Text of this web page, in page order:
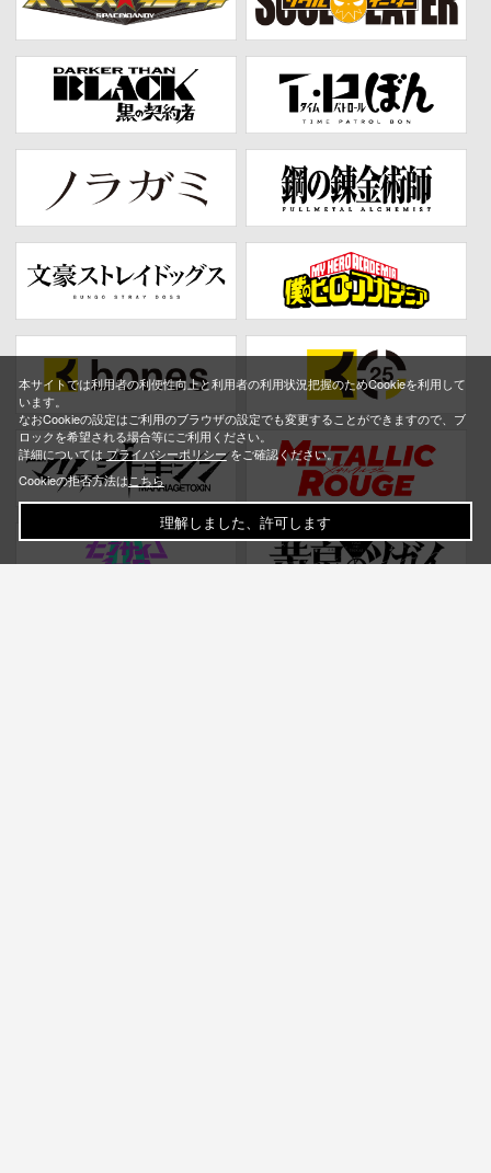
本サイトでは利用者の利便性向上と利用者の利用状況把握のためCookieを利用して
います。
なおCookieの設定はご利用のブラウザの設定でも変更することができますので、ブ
ロックを希望される場合等にご利用ください。
詳細については プライバシーポリシーをご確認ください。
Cookieの拒否方法はこちら
理解しました、許可します